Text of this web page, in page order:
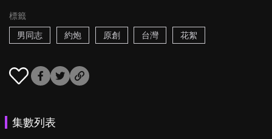
標籤
男同志
約炮 原創 台灣 花絮
集數列表